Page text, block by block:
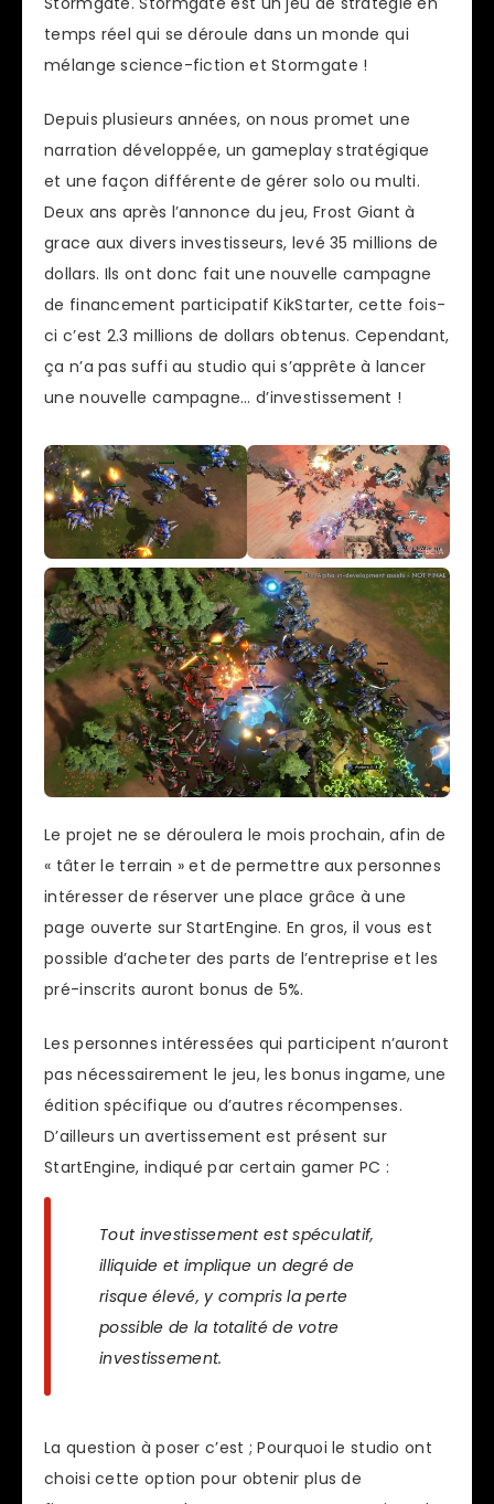
temps réel qui se déroule dans un monde qui
mélange science-fiction et Stormgate !
Depuis plusieurs années, on nous promet une
narration développée, un gameplay stratégique
et une façon différente de gérer solo ou multi.
Deux ans après l’annonce du jeu, Frost Giant à
grace aux divers investisseurs, levé 35 millions de
dollars. Ils ont donc fait une nouvelle campagne
de financement participatif KikStarter, cette fois-
ci c’est 2.3 millions de dollars obtenus. Cependant,
ça n’a pas suffi au studio qui s’apprête à lancer
une nouvelle campagne… d’investissement !
Le projet ne se déroulera le mois prochain, afin de
« tâter le terrain » et de permettre aux personnes
intéresser de réserver une place grâce à une
page ouverte sur StartEngine. En gros, il vous est
possible d’acheter des parts de l’entreprise et les
pré-inscrits auront bonus de 5%.
Les personnes intéressées qui participent n’auront
pas nécessairement le jeu, les bonus ingame, une
édition spécifique ou d’autres récompenses.
D’ailleurs un avertissement est présent sur
StartEngine, indiqué par certain gamer PC :
Tout investissement est spéculatif,
illiquide et implique un degré de
risque élevé, y compris la perte
possible de la totalité de votre
investissement.
La question à poser c’est ; Pourquoi le studio ont
choisi cette option pour obtenir plus de